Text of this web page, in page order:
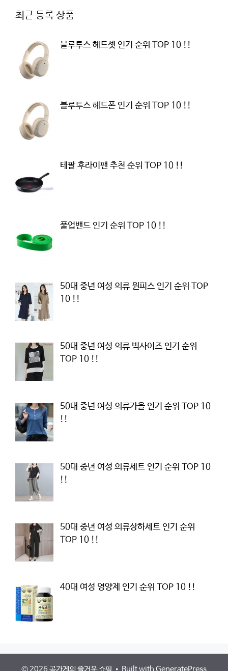
최근 등록 상품
블루투스 헤드셋 인기 순위 TOP 10 !!
블루투스 헤드폰 인기 순위 TOP 10 !!
테팔 후라이팬 추천 순위 TOP 10 !!
풀업밴드 인기 순위 TOP 10 !!
50대 중년 여성 의류 원피스 인기 순위 TOP
10 !!
50대 중년 여성 의류 빅사이즈 인기 순위
TOP 10 !!
50대 중년 여성 의류가을 인기 순위 TOP 10
!!
50대 중년 여성 의류세트 인기 순위 TOP 10
!!
50대 중년 여성 의류상하세트 인기 순위
TOP 10 !!
40대 여성 영양제 인기 순위 TOP 10 !!